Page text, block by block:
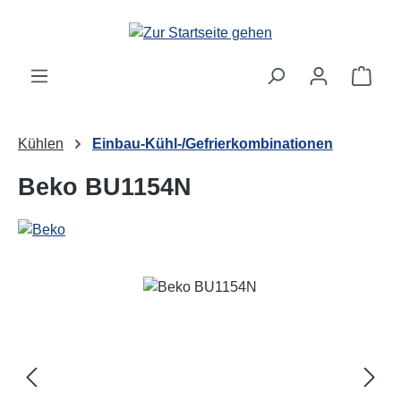
Zum Hauptinhalt springen
Kühlen Einbau-Kühl-/Gefrierkombinationen
Beko BU1154N
Bildergalerie überspringen